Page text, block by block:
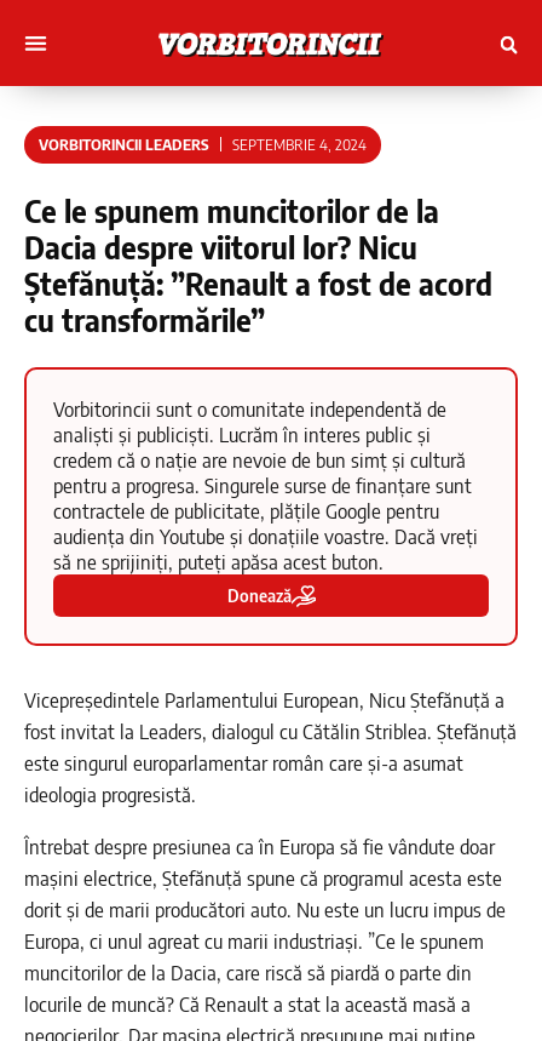
VORBITORINCII LEADERS SEPTEMBRIE 4, 2024
Ce le spunem muncitorilor de la
Dacia despre viitorul lor? Nicu
Ștefănuță: ”Renault a fost de acord
cu transformările”
Vorbitorincii sunt o comunitate independentă de
analiști și publiciști. Lucrăm în interes public și
credem că o nație are nevoie de bun simț și cultură
pentru a progresa. Singurele surse de finanțare sunt
contractele de publicitate, plățile Google pentru
audiența din Youtube și donațiile voastre. Dacă vreți
să ne sprijiniți, puteți apăsa acest buton.
Donează
Vicepreședintele Parlamentului European, Nicu Ștefănuță a
fost invitat la Leaders, dialogul cu Cătălin Striblea. Ștefănuță
este singurul europarlamentar român care și-a asumat
ideologia progresistă.
Întrebat despre presiunea ca în Europa să fie vândute doar
mașini electrice, Ștefănuță spune că programul acesta este
dorit și de marii producători auto. Nu este un lucru impus de
Europa, ci unul agreat cu marii industriași. ”Ce le spunem
muncitorilor de la Dacia, care riscă să piardă o parte din
locurile de muncă? Că Renault a stat la această masă a
negocierilor. Dar mașina electrică presupune mai puține